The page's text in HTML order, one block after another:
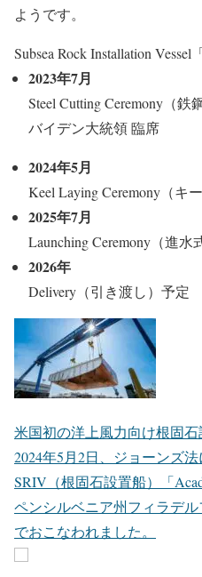
ようです。
Subsea Rock Installation
2023年7月
Steel Cutting Ceremony（鉄
バイデン大統領 臨席
2024年5月
Keel Laying Ceremony（キ
2025年7月
Launching Ceremony（進水
2026年
Delivery（引き渡し）予定
米国初の洋上風力向け根固
2024年5月2日、ジョーンズ
SRIV（根固石設置船）「
ペンシルベニア州フィラデル
でおこなわれました。